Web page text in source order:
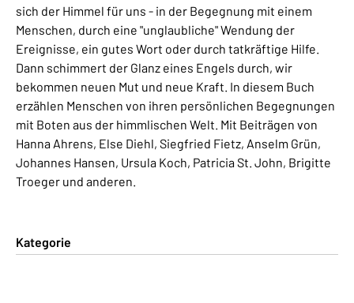
sich der Himmel für uns - in der Begegnung mit einem
Menschen, durch eine "unglaubliche" Wendung der
Ereignisse, ein gutes Wort oder durch tatkräftige Hilfe.
Dann schimmert der Glanz eines Engels durch, wir
bekommen neuen Mut und neue Kraft. In diesem Buch
erzählen Menschen von ihren persönlichen Begegnungen
mit Boten aus der himmlischen Welt. Mit Beiträgen von
Hanna Ahrens, Else Diehl, Siegfried Fietz, Anselm Grün,
Johannes Hansen, Ursula Koch, Patricia St. John, Brigitte
Troeger und anderen.
Kategorie